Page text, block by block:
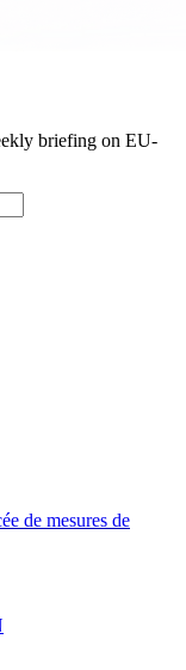
briefing on EU-
de mesures de